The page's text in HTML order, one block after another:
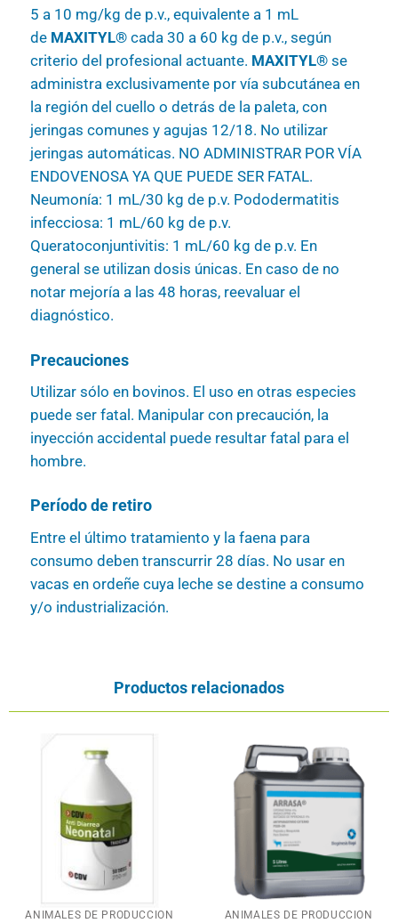
5 a 10 mg/kg de p.v., equivalente a 1 mL
de MAXITYL®cada 30 a 60 kg de p.v., según
criterio del profesional actuante. MAXITYL®se
administra exclusivamente por vía subcutánea en
la región del cuello o detrás de la paleta, con
jeringas comunes y agujas 12/18. No utilizar
jeringas automáticas. NO ADMINISTRAR POR VÍA
ENDOVENOSA YA QUE PUEDE SER FATAL.
Neumonía: 1 mL/30 kg de p.v. Pododermatitis
infecciosa: 1 mL/60 kg de p.v.
Queratoconjuntivitis: 1 mL/60 kg de p.v. En
general se utilizan dosis únicas. En caso de no
notar mejoría a las 48 horas, reevaluar el
diagnóstico.
Precauciones
Utilizar sólo en bovinos. El uso en otras especies
puede ser fatal. Manipular con precaución, la
inyección accidental puede resultar fatal para el
hombre.
Período de retiro
Entre el último tratamiento y la faena para
consumo deben transcurrir 28 días. No usar en
vacas en ordeñe cuya leche se destine a consumo
y/o industrialización.
Productos relacionados
ANIMALES DE PRODUCCION ANIMALES DE PRODUCCION